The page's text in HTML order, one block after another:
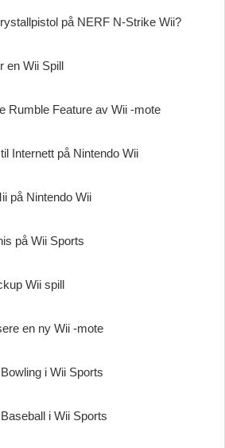
på NERF N-Strike Wii?
en Wii Spill
Rumble Feature av Wii -mote
Internett på Nintendo Wii
på Nintendo Wii
på Wii Sports
Wii spill
en ny Wii -mote
i Wii Sports
i Wii Sports